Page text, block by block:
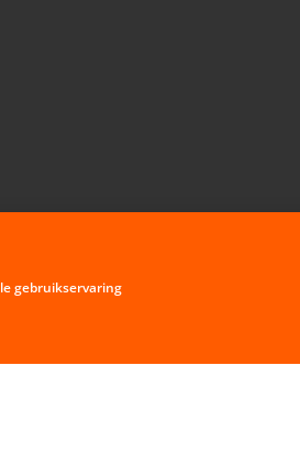
gebruikservaring